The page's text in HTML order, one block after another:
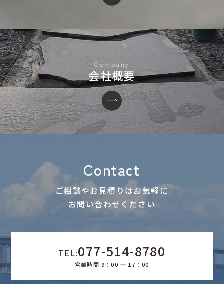
会社概要
Contact
ご相談やお見積りはお気軽に
お問い合わせください
TEL:077-514-8780
営業時間 9：00 ～ 17：00